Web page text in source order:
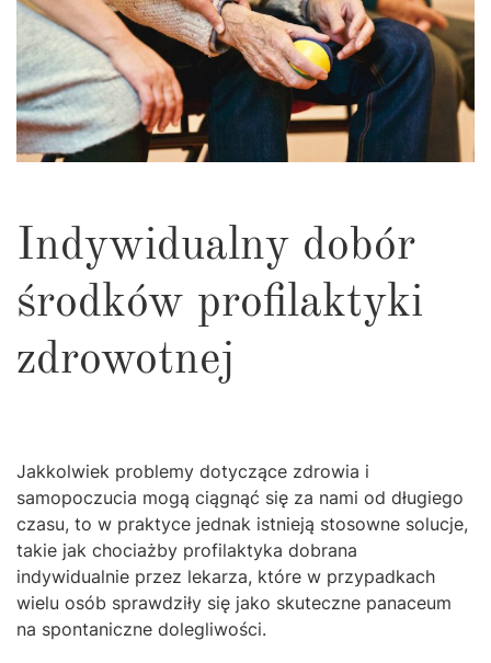
Indywidualny dobór
środków profilaktyki
zdrowotnej
Jakkolwiek problemy dotyczące zdrowia i
samopoczucia mogą ciągnąć się za nami od długiego
czasu, to w praktyce jednak istnieją stosowne solucje,
takie jak chociażby profilaktyka dobrana
indywidualnie przez lekarza, które w przypadkach
wielu osób sprawdziły się jako skuteczne panaceum
na spontaniczne dolegliwości.